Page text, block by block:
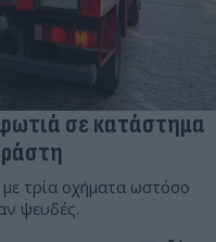
σε κατάστημα
τρία οχήματα ωστόσο
ψευδές.